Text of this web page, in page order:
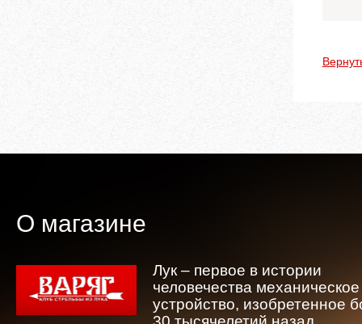
О магазине
Лук – первое в истории
человечества механическое
устройство, изобретенное